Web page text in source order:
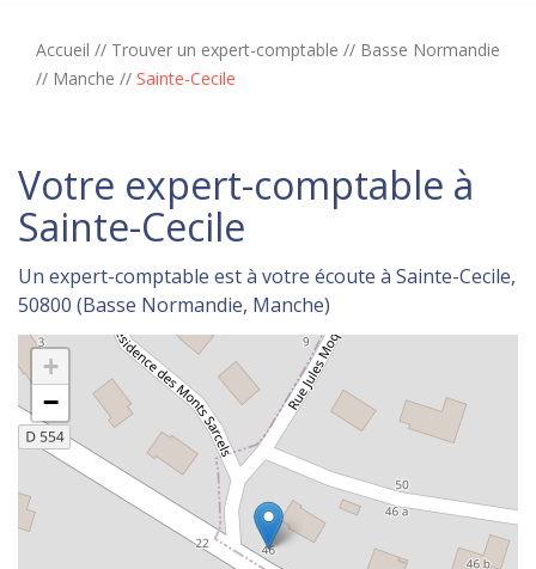
Accueil // Trouver un expert-comptable // Basse Normandie
// Manche // Sainte-Cecile
Votre expert-comptable à
Sainte-Cecile
Un expert-comptable est à votre écoute à Sainte-Cecile,
50800 (Basse Normandie, Manche)
+
−